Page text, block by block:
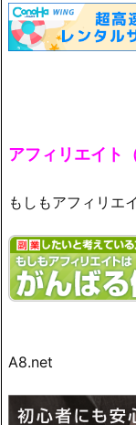
アフィリエイト
もしもアフィリエ
A8.net